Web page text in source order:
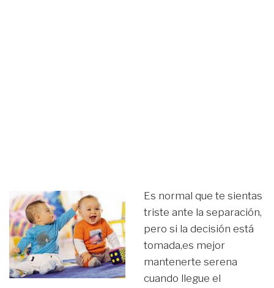
Es normal que te sientas
triste ante la separación,
pero si la decisión está
tomada,es mejor
mantenerte serena
cuando llegue el